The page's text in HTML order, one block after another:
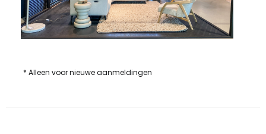
* Alleen voor nieuwe aanmeldingen